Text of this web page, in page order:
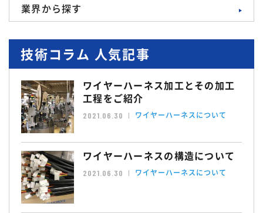
業界から探す
技術コラム 人気記事
ワイヤーハーネス加工とその加工
工程をご紹介
2021.06.30 ワイヤーハーネスについて
ワイヤーハーネスの構造について
2021.06.30 ワイヤーハーネスについて